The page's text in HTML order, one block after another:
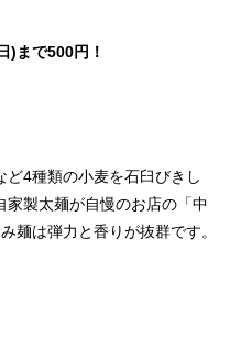
)まで500円！
4種類の小麦を石臼びきし
家製太麺が自慢のお店の「中
麺は弾力と香りが抜群です。